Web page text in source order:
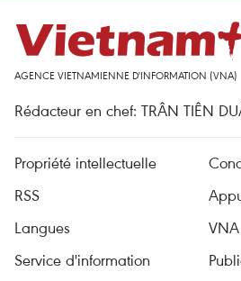
AGENCE VIETNAMIENNE D'INFORMATION (VNA)
Rédacteur en chef: TRÂN TIÊN
Propriété intellectuelle
RSS
Langues
VNA
Service d'information